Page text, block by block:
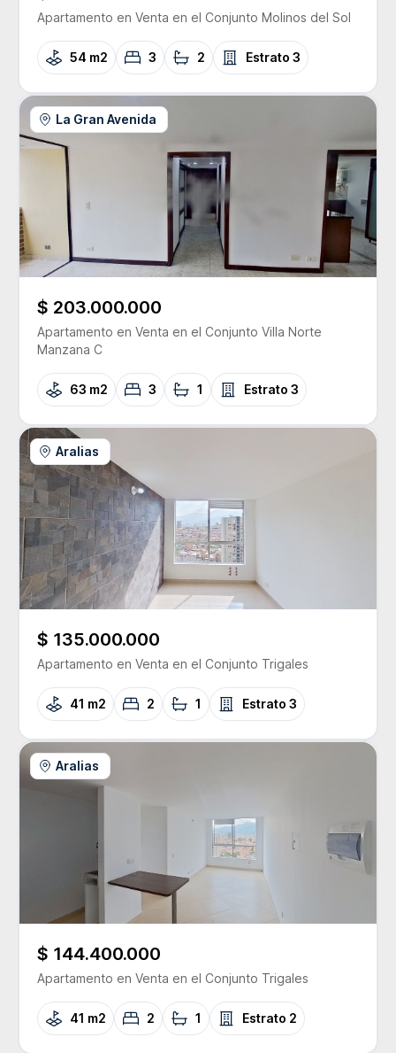
Apartamento en Venta en el Conjunto Molinos del Sol
54 m2 3 2 Estrato 3
La Gran Avenida
$ 203.000.000
Apartamento en Venta en el Conjunto Villa Norte
Manzana C
63 m2 3 1 Estrato 3
Aralias
$ 135.000.000
Apartamento en Venta en el Conjunto Trigales
41 m2 2 1 Estrato 3
Aralias
$ 144.400.000
Apartamento en Venta en el Conjunto Trigales
41 m2 2 1 Estrato 2